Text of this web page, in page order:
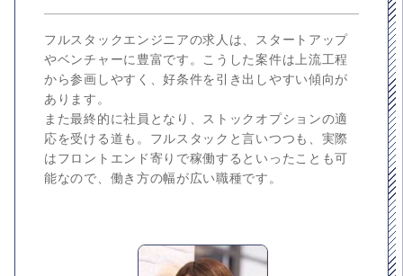
フルスタックエンジニアの求人は、スタートアップ
やベンチャーに豊富です。こうした案件は上流工程
から参画しやすく、好条件を引き出しやすい傾向が
あります。
また最終的に社員となり、ストックオプションの適
応を受ける道も。フルスタックと言いつつも、実際
はフロントエンド寄りで稼働するといったことも可
能なので、働き方の幅が広い職種です。